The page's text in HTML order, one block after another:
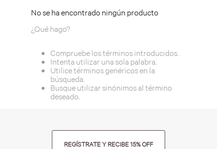
No se ha encontrado ningún producto
¿Qué hago?
Compruebe los términos introducidos.
Intenta utilizar una sola palabra.
Utilice términos genéricos en la
búsqueda.
Busque utilizar sinónimos al término
deseado.
REGÍSTRATE Y RECIBE 15% OFF